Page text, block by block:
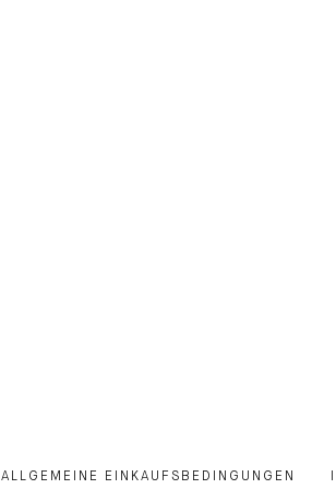
ALLGEMEINE EINKAUFSBEDINGUNGEN